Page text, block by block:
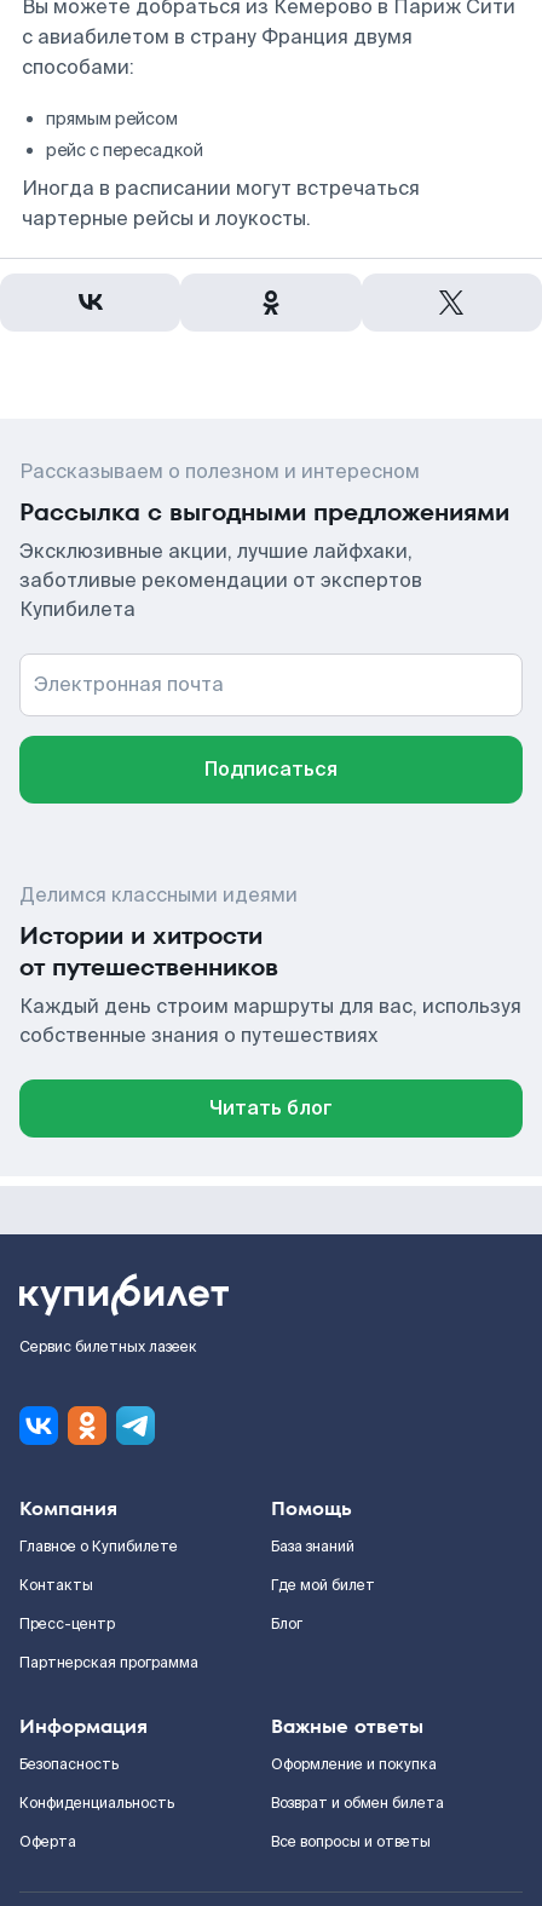
Вы можете добраться из Кемерово в Париж Сити
с авиабилетом в страну Франция двумя
способами:
прямым рейсом
рейс с пересадкой
Иногда в расписании могут встречаться
чартерные рейсы и лоукосты.
Рассказываем о полезном и интересном
Рассылка с выгодными предложениями
Эксклюзивные акции, лучшие лайфхаки,
заботливые рекомендации от экспертов
Купибилета
Электронная почта
Подписаться
Делимся классными идеями
Истории и хитрости
от путешественников
Каждый день строим маршруты для вас, используя
собственные знания о путешествиях
Читать блог
Сервис билетных лазеек
Компания
Главное о Купибилете
Контакты
Пресс-центр
Партнерская программа
Помощь
База знаний
Где мой билет
Блог
Информация
Безопасность
Конфиденциальность
Оферта
Важные ответы
Оформление и покупка
Возврат и обмен билета
Все вопросы и ответы